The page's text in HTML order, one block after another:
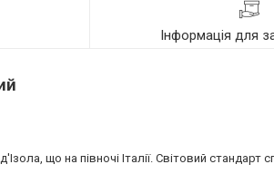
Інформація для
що на півночі Італії. Світовий стандарт